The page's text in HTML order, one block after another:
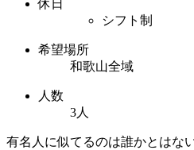
休日
シフト制
希望場所
和歌山全域
人数
3人
有名人に似てるのは誰かとはな